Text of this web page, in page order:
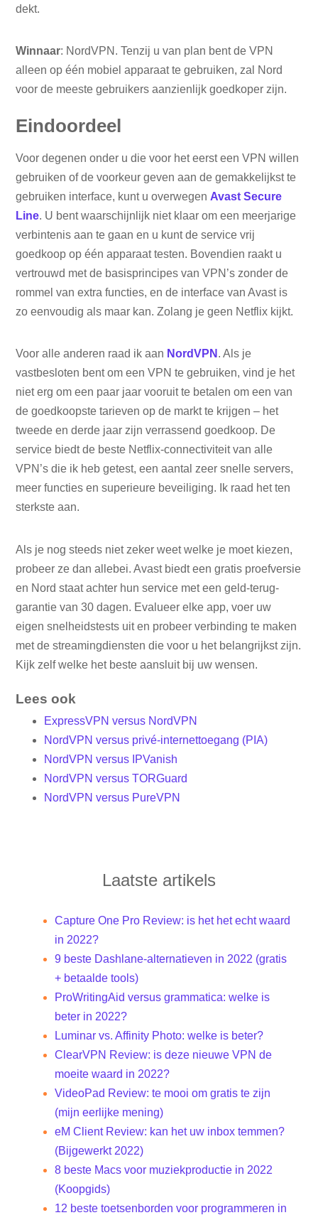
dekt.
Winnaar: NordVPN. Tenzij u van plan bent de VPN
alleen op één mobiel apparaat te gebruiken, zal Nord
voor de meeste gebruikers aanzienlijk goedkoper zijn.
Eindoordeel
Voor degenen onder u die voor het eerst een VPN willen
gebruiken of de voorkeur geven aan de gemakkelijkst te
gebruiken interface, kunt u overwegen Avast Secure
Line. U bent waarschijnlijk niet klaar om een ​​meerjarige
verbintenis aan te gaan en u kunt de service vrij
goedkoop op één apparaat testen. Bovendien raakt u
vertrouwd met de basisprincipes van VPN’s zonder de
rommel van extra functies, en de interface van Avast is
zo eenvoudig als maar kan. Zolang je geen Netflix kijkt.
Voor alle anderen raad ik aan NordVPN . Als je
vastbesloten bent om een ​​VPN te gebruiken, vind je het
niet erg om een ​​paar jaar vooruit te betalen om een ​​van
de goedkoopste tarieven op de markt te krijgen – het
tweede en derde jaar zijn verrassend goedkoop. De
service biedt de beste Netflix-connectiviteit van alle
VPN’s die ik heb getest, een aantal zeer snelle servers,
meer functies en superieure beveiliging. Ik raad het ten
sterkste aan.
Als je nog steeds niet zeker weet welke je moet kiezen,
probeer ze dan allebei. Avast biedt een gratis proefversie
en Nord staat achter hun service met een geld-terug-
garantie van 30 dagen. Evalueer elke app, voer uw
eigen snelheidstests uit en probeer verbinding te maken
met de streamingdiensten die voor u het belangrijkst zijn.
Kijk zelf welke het beste aansluit bij uw wensen.
Lees ook
ExpressVPN versus NordVPN
NordVPN versus privé-internettoegang (PIA)
NordVPN versus IPVanish
NordVPN versus TORGuard
NordVPN versus PureVPN
Laatste artikels
Capture One Pro Review: is het het echt waard
in 2022?
9 beste Dashlane-alternatieven in 2022 (gratis
+ betaalde tools)
ProWritingAid versus grammatica: welke is
beter in 2022?
Luminar vs. Affinity Photo: welke is beter?
ClearVPN Review: is deze nieuwe VPN de
moeite waard in 2022?
VideoPad Review: te mooi om gratis te zijn
(mijn eerlijke mening)
eM Client Review: kan het uw inbox temmen?
(Bijgewerkt 2022)
8 beste Macs voor muziekproductie in 2022
(Koopgids)
12 beste toetsenborden voor programmeren in